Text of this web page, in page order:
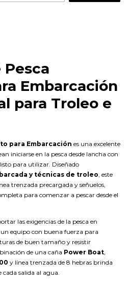
Pesca
Embarcación
para Troleo e
para Embarcación es una excelente
iniciarse en la pesca desde lancha con
para utilizar. Diseñado
y técnicas de troleo , este
trenzada precargada y señuelos,
para comenzar a pescar desde el
las exigencias de la pesca en
equipo con buena fuerza para
de buen tamaño y resistir
de una caña Power Boat
y línea trenzada de 8 hebras brinda
salida al agua.